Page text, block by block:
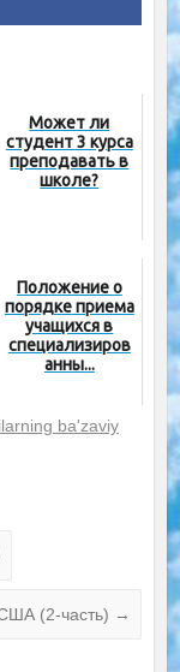
Может ли
студент 3 курса
преподавать в
школе?
Положение о
порядке приема
учащихся в
специализиров
анны...
ba'zaviy
(2-часть) →